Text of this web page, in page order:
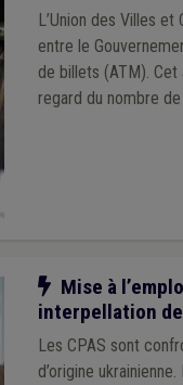
L’Union des Villes
entre le
de billets (ATM).
regard du nombre
Notre action
Mise à
interpellation
Les CPAS sont
d’origine